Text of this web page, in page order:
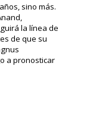
sino más.
la línea de
de que su
a pronosticar